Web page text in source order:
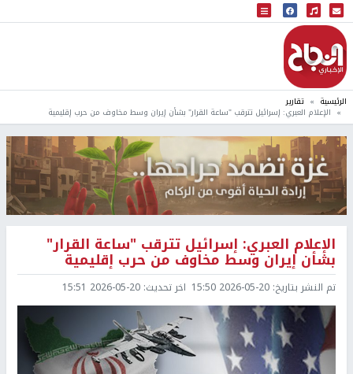
البث المباشر
إذاعة النجاح
الرئيسية تقارير
الإعلام العبري: إسرائيل تترقب "ساعة القرار" بشأن إيران وسط مخاوف من حرب إقليمية
الإعلام العبري: إسرائيل تترقب "ساعة القرار"
بشأن إيران وسط مخاوف من حرب إقليمية
تم النشر بتاريخ: 2026-05-20 15:50 اخر تحديث: 2026-05-20 15:51